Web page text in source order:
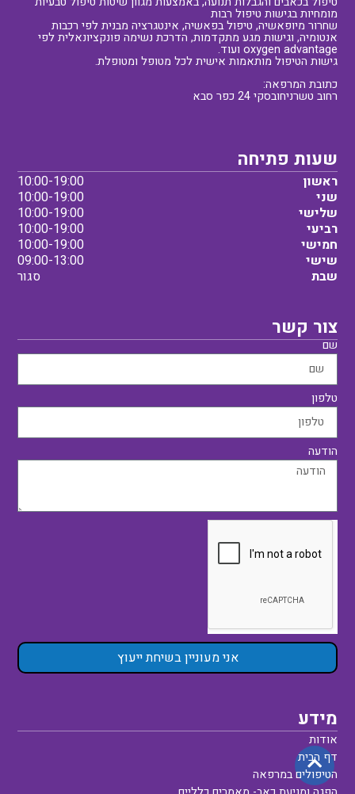
מומחיות בגישות טיפול רבות
שחרור מיופאשיה, טיפול בפאשיה, אינטגרציה מבנית לפי רכבות
אנטומיה, וגישות מגע מתקדמות, הדרכת נשימה פונקציונאלית לפי
oxygen advantage ועוד.
גישות הטיפול מותאמות אישית לכל מטופל ומטופלת.
כתובת המרפאה:
רחוב טשרניחובסקי 24 כפר סבא
שעות פתיחה
ראשון
10:00-19:00
שני
10:00-19:00
שלישי
10:00-19:00
רביעי
10:00-19:00
חמישי
10:00-19:00
שישי
09:00-13:00
שבת
סגור
צור קשר
שם
טלפון
הודעה
אני מעוניין בשיחת ייעוץ
מידע
אודות
דף הבית
הטיפולים במרפאה